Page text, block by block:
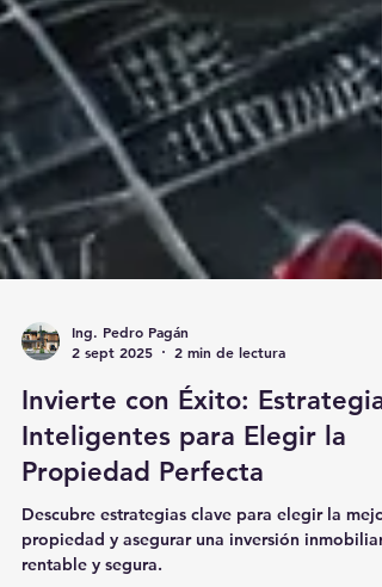
2 sept 2025
2 min de lectura
Invierte con Éxito: Estrategias
Inteligentes para Elegir la
Propiedad Perfecta
Descubre estrategias clave para elegir la mejor